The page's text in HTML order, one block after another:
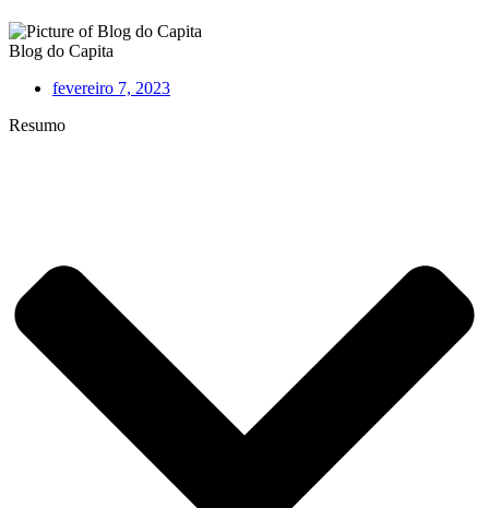
Blog do Capita
fevereiro 7, 2023
Resumo